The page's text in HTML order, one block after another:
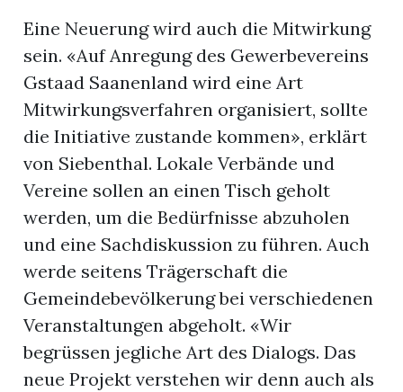
Eine Neuerung wird auch die Mitwirkung
sein. «Auf Anregung des Gewerbevereins
Gstaad Saanenland wird eine Art
Mitwirkungsverfahren organisiert, sollte
die Initiative zustande kommen», erklärt
von Siebenthal. Lokale Verbände und
Vereine sollen an einen Tisch geholt
werden, um die Bedürfnisse abzuholen
und eine Sachdiskussion zu führen. Auch
werde seitens Trägerschaft die
Gemeindebevölkerung bei verschiedenen
Veranstaltungen abgeholt. «Wir
begrüssen jegliche Art des Dialogs. Das
neue Projekt verstehen wir denn auch als